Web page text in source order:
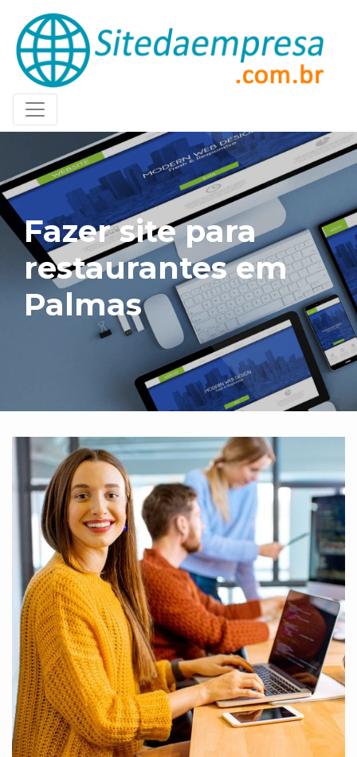
Fazer site para
restaurantes em
Palmas